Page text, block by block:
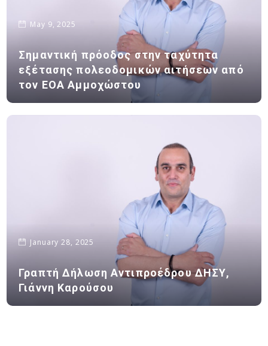
May 9, 2025
Σημαντική πρόοδος στην ταχύτητα
εξέτασης πολεοδομικών αιτήσεων από
τον ΕΟΑ Αμμοχώστου
January 28, 2025
Γραπτή Δήλωση Αντιπροέδρου ΔΗΣΥ,
Γιάννη Καρούσου